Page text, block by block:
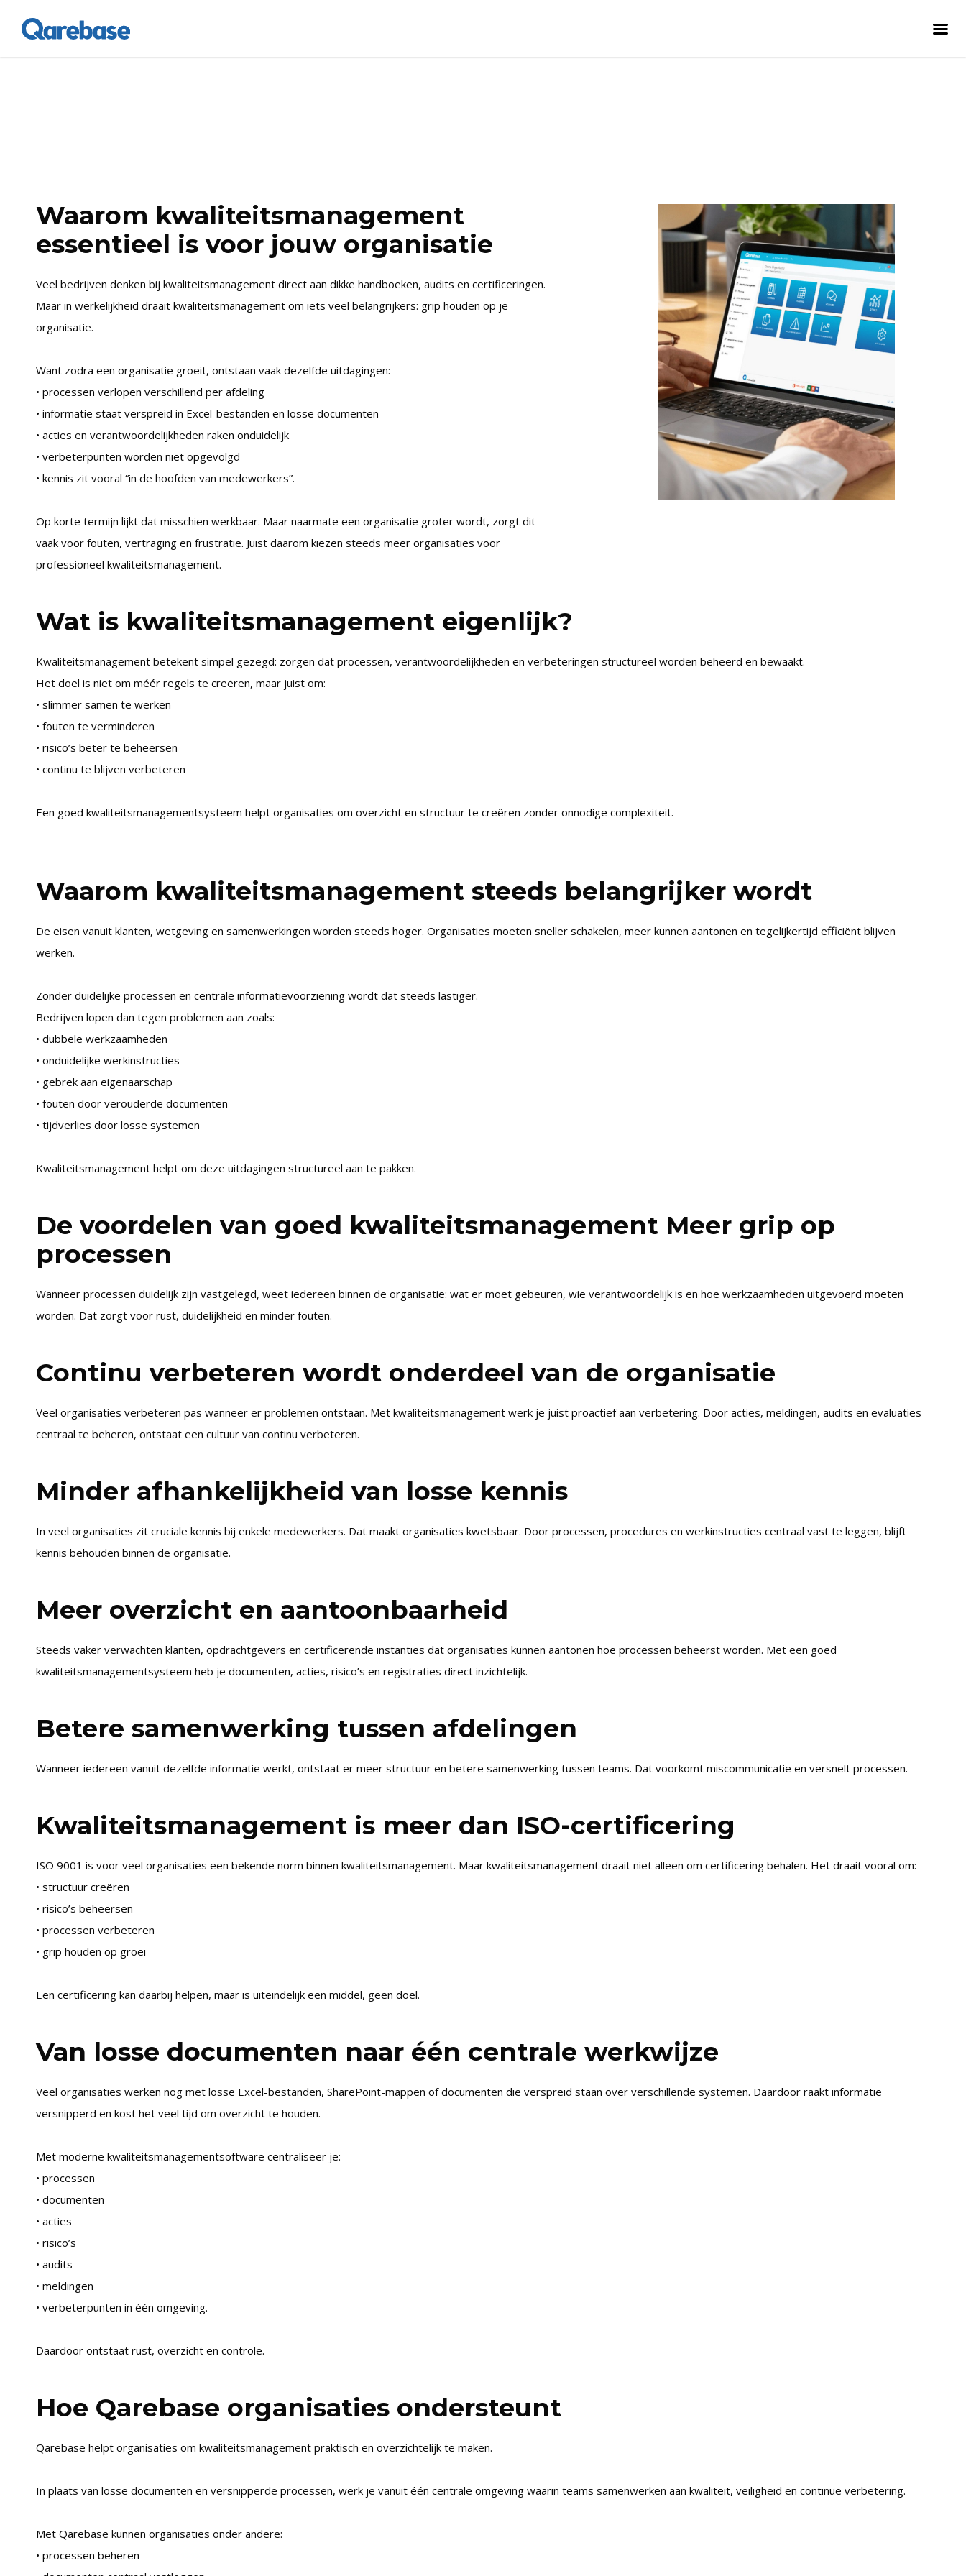
Waarom kwaliteitsmanagement
essentieel is voor jouw organisatie
Veel bedrijven denken bij kwaliteitsmanagement direct aan dikke handboeken, audits en certificeringen.
Maar in werkelijkheid draait kwaliteitsmanagement om iets veel belangrijkers: grip houden op je
organisatie.
Want zodra een organisatie groeit, ontstaan vaak dezelfde uitdagingen:
• processen verlopen verschillend per afdeling
• informatie staat verspreid in Excel-bestanden en losse documenten
• acties en verantwoordelijkheden raken onduidelijk
• verbeterpunten worden niet opgevolgd
• kennis zit vooral “in de hoofden van medewerkers”.
Op korte termijn lijkt dat misschien werkbaar. Maar naarmate een organisatie groter wordt, zorgt dit
vaak voor fouten, vertraging en frustratie. Juist daarom kiezen steeds meer organisaties voor
professioneel kwaliteitsmanagement.
Wat is kwaliteitsmanagement eigenlijk?
Kwaliteitsmanagement betekent simpel gezegd: zorgen dat processen, verantwoordelijkheden en verbeteringen structureel worden beheerd en bewaakt.
Het doel is niet om méér regels te creëren, maar juist om:
• slimmer samen te werken
• fouten te verminderen
• risico’s beter te beheersen
• continu te blijven verbeteren
Een goed kwaliteitsmanagementsysteem helpt organisaties om overzicht en structuur te creëren zonder onnodige complexiteit.
Waarom kwaliteitsmanagement steeds belangrijker wordt
De eisen vanuit klanten, wetgeving en samenwerkingen worden steeds hoger. Organisaties moeten sneller schakelen, meer kunnen aantonen en tegelijkertijd efficiënt blijven
werken.
Zonder duidelijke processen en centrale informatievoorziening wordt dat steeds lastiger.
Bedrijven lopen dan tegen problemen aan zoals:
• dubbele werkzaamheden
• onduidelijke werkinstructies
• gebrek aan eigenaarschap
• fouten door verouderde documenten
• tijdverlies door losse systemen
Kwaliteitsmanagement helpt om deze uitdagingen structureel aan te pakken.
De voordelen van goed kwaliteitsmanagement Meer grip op
processen
Wanneer processen duidelijk zijn vastgelegd, weet iedereen binnen de organisatie: wat er moet gebeuren, wie verantwoordelijk is en hoe werkzaamheden uitgevoerd moeten
worden. Dat zorgt voor rust, duidelijkheid en minder fouten.
Continu verbeteren wordt onderdeel van de organisatie
Veel organisaties verbeteren pas wanneer er problemen ontstaan. Met kwaliteitsmanagement werk je juist proactief aan verbetering. Door acties, meldingen, audits en evaluaties
centraal te beheren, ontstaat een cultuur van continu verbeteren.
Minder afhankelijkheid van losse kennis
In veel organisaties zit cruciale kennis bij enkele medewerkers. Dat maakt organisaties kwetsbaar. Door processen, procedures en werkinstructies centraal vast te leggen, blijft
kennis behouden binnen de organisatie.
Meer overzicht en aantoonbaarheid
Steeds vaker verwachten klanten, opdrachtgevers en certificerende instanties dat organisaties kunnen aantonen hoe processen beheerst worden. Met een goed
kwaliteitsmanagementsysteem heb je documenten, acties, risico’s en registraties direct inzichtelijk.
Betere samenwerking tussen afdelingen
Wanneer iedereen vanuit dezelfde informatie werkt, ontstaat er meer structuur en betere samenwerking tussen teams. Dat voorkomt miscommunicatie en versnelt processen.
Kwaliteitsmanagement is meer dan ISO-certificering
ISO 9001 is voor veel organisaties een bekende norm binnen kwaliteitsmanagement. Maar kwaliteitsmanagement draait niet alleen om certificering behalen. Het draait vooral om:
• structuur creëren
• risico’s beheersen
• processen verbeteren
• grip houden op groei
Een certificering kan daarbij helpen, maar is uiteindelijk een middel, geen doel.
Van losse documenten naar één centrale werkwijze
Veel organisaties werken nog met losse Excel-bestanden, SharePoint-mappen of documenten die verspreid staan over verschillende systemen. Daardoor raakt informatie
versnipperd en kost het veel tijd om overzicht te houden.
Met moderne kwaliteitsmanagementsoftware centraliseer je:
• processen
• documenten
• acties
• risico’s
• audits
• meldingen
• verbeterpunten in één omgeving.
Daardoor ontstaat rust, overzicht en controle.
Hoe Qarebase organisaties ondersteunt
Qarebase helpt organisaties om kwaliteitsmanagement praktisch en overzichtelijk te maken.
In plaats van losse documenten en versnipperde processen, werk je vanuit één centrale omgeving waarin teams samenwerken aan kwaliteit, veiligheid en continue verbetering.
Met Qarebase kunnen organisaties onder andere:
• processen beheren